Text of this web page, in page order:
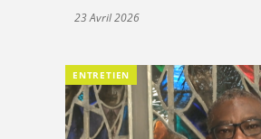
23 Avril 2026
ENTRETIEN